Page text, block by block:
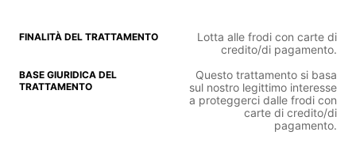
Lotta alle frodi con carte di
credito/di pagamento.
Questo trattamento si basa
sul nostro legittimo interesse
a proteggerci dalle frodi con
carte di credito/di
pagamento.